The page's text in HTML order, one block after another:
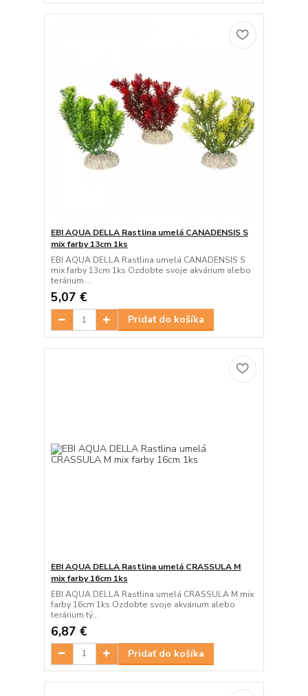
EBI AQUA DELLA Rastlina umelá CANADENSIS S
mix farby 13cm 1ks
EBI AQUA DELLA Rastlina umelá CANADENSIS S
mix farby 13cm 1ks Ozdobte svoje akvárium alebo
terárium ...
5,07 €
Pridať do košíka
EBI AQUA DELLA Rastlina umelá CRASSULA M
mix farby 16cm 1ks
EBI AQUA DELLA Rastlina umelá CRASSULA M mix
farby 16cm 1ks Ozdobte svoje akvárium alebo
terárium tý...
6,87 €
Pridať do košíka